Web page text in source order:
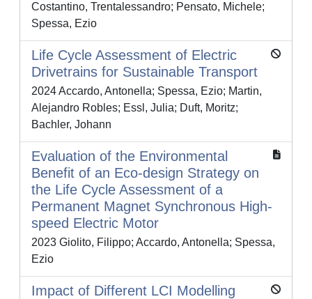
Costantino, Trentalessandro; Pensato, Michele;
Spessa, Ezio
Life Cycle Assessment of Electric
Drivetrains for Sustainable Transport
2024 Accardo, Antonella; Spessa, Ezio; Martin,
Alejandro Robles; Essl, Julia; Duft, Moritz;
Bachler, Johann
Evaluation of the Environmental
Benefit of an Eco-design Strategy on
the Life Cycle Assessment of a
Permanent Magnet Synchronous High-
speed Electric Motor
2023 Giolito, Filippo; Accardo, Antonella; Spessa,
Ezio
Impact of Different LCI Modelling